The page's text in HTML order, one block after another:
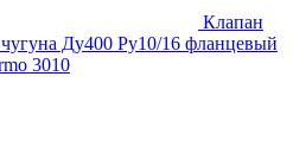
Клапан
Ду400 Ру10/16 фланцевый
3010